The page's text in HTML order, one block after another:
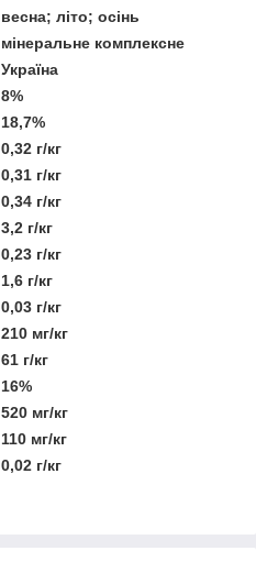
весна; літо; осінь
мінеральне комплексне
Україна
8%
18,7%
0,32 г/кг
0,31 г/кг
0,34 г/кг
3,2 г/кг
0,23 г/кг
1,6 г/кг
0,03 г/кг
210 мг/кг
61 г/кг
16%
520 мг/кг
110 мг/кг
0,02 г/кг